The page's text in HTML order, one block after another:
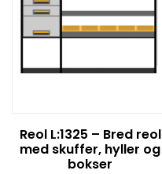
Reol L:1325 – Bred reol
med skuffer, hyller og
bokser